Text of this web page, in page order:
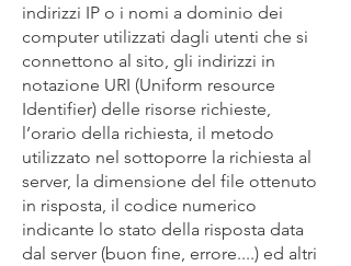
indirizzi IP o i nomi a dominio dei
computer utilizzati dagli utenti che si
connettono al sito, gli indirizzi in
notazione URI (Uniform resource
Identifier) delle risorse richieste,
l’orario della richiesta, il metodo
utilizzato nel sottoporre la richiesta al
server, la dimensione del file ottenuto
in risposta, il codice numerico
indicante lo stato della risposta data
dal server (buon fine, errore....) ed altri